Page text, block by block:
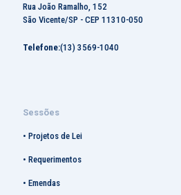
Rua João Ramalho, 152
São Vicente/SP - CEP 11310-050
Telefone:(13) 3569-1040
Sessões
• Projetos de Lei
• Requerimentos
• Emendas